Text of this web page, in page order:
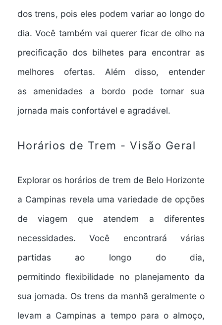
dos trens, pois eles podem variar ao longo do
dia. Você também vai querer ficar de olho na
precificação dos bilhetes para encontrar as
melhores ofertas. Além disso, entender
as amenidades a bordo pode tornar sua
jornada mais confortável e agradável.
Horários de Trem - Visão Geral
Explorar os horários de trem de Belo Horizonte
a Campinas revela uma variedade de opções
de viagem que atendem a diferentes
necessidades. Você encontrará várias
partidas ao longo do dia,
permitindoflexibilidade no planejamentoda
sua jornada. Os trens da manhã geralmente o
levam a Campinas a tempo para o almoço,